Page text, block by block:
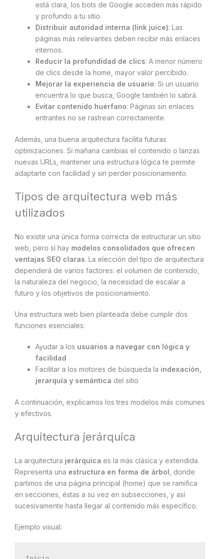
está clara, los bots de Google acceden más rápido
y profundo a tu sitio.
Distribuir autoridad interna (link juice): Las
páginas más relevantes deben recibir más enlaces
internos.
Reducir la profundidad de clics: A menor número
de clics desde la home, mayor valor percibido.
Mejorar la experiencia de usuario: Si un usuario
encuentra lo que busca, Google también lo sabrá.
Evitar contenido huérfano: Páginas sin enlaces
entrantes no se rastrean correctamente.
Además, una buena arquitectura facilita futuras
optimizaciones. Si mañana cambias el contenido o lanzas
nuevas URLs, mantener una estructura lógica te permite
adaptarte con facilidad y sin perder posicionamiento.
Tipos de arquitectura web más
utilizados
No existe una única forma correcta de estructurar un sitio
web, pero sí hay modelos consolidados que ofrecen
ventajas SEO claras. La elección del tipo de arquitectura
dependerá de varios factores: el volumen de contenido,
la naturaleza del negocio, la necesidad de escalar a
futuro y los objetivos de posicionamiento.
Una estructura web bien planteada debe cumplir dos
funciones esenciales:
Ayudar a los usuarios a navegar con lógica y
facilidad
Facilitar a los motores de búsqueda la indexación,
jerarquía y semántica del sitio
A continuación, explicamos los tres modelos más comunes
y efectivos.
Arquitectura jerárquica
La arquitectura jerárquica es la más clásica y extendida.
Representa una estructura en forma de árbol , donde
partimos de una página principal (home) que se ramifica
en secciones, éstas a su vez en subsecciones, y así
sucesivamente hasta llegar al contenido más específico.
Ejemplo visual: